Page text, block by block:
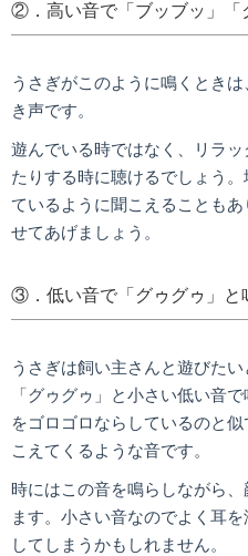
②．高い音で「ブッブッ」「
うさぎがこのように鳴くとき
き声です。
遊んでいる時ではなく、リラ
たりする時に聴けるでしょう
ているように聞こえることも
せてあげましょう。
③．低い音で「グゥグゥ」と
うさぎは飼い主さんと遊びた
「グゥグゥ」と小さい低い音
をゴロゴロならしているのと
こえてくるような音です。
時にはこの音を鳴らしながら
ます。小さい音なのでよく耳
してしまうかもしれません。